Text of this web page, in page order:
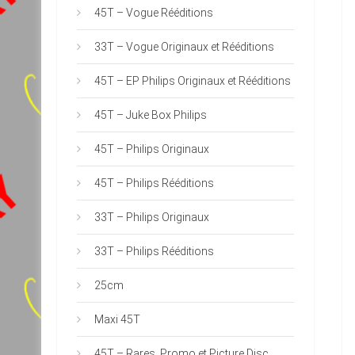
45T – Vogue Rééditions
33T – Vogue Originaux et Rééditions
45T – EP Philips Originaux et Rééditions
45T – Juke Box Philips
45T – Philips Originaux
45T – Philips Rééditions
33T – Philips Originaux
33T – Philips Rééditions
25cm
Maxi 45T